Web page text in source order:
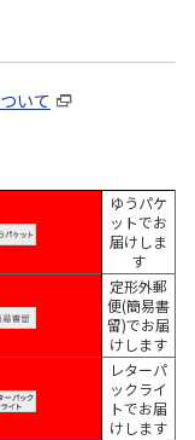
いて
ゆうパケ
ットでお
届けしま
す
定形外郵
便(簡易書
留)でお届
けします
レターパ
ックライ
トでお届
けします